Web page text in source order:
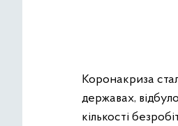
Коронакриза
державах,
кількості